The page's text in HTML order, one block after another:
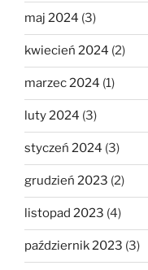
maj 2024 (3)
kwiecień 2024 (2)
marzec 2024 (1)
luty 2024 (3)
styczeń 2024 (3)
grudzień 2023 (2)
listopad 2023 (4)
październik 2023 (3)